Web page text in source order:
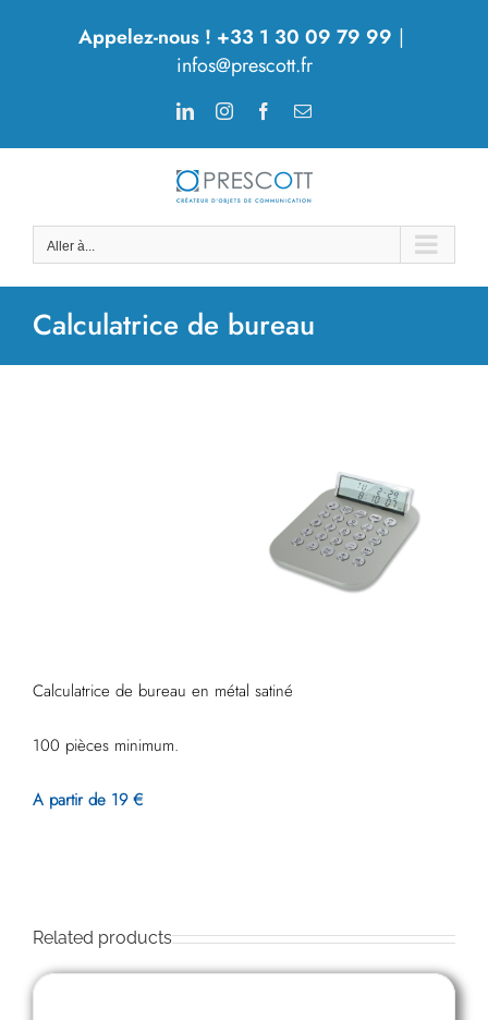
Appelez-nous ! +33 1 30 09 79 99 |
infos@prescott.fr
LinkedInInstagramFacebook
Email
Aller à...
Calculatrice de bureau
Calculatrice de bureau en métal satiné
100 pièces minimum.
A partir de 19 €
Related products